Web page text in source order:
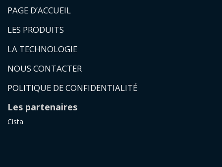
PAGE D’ACCUEIL
LES PRODUITS
LA TECHNOLOGIE
NOUS CONTACTER
POLITIQUE DE CONFIDENTIALITÉ
Les partenaires
Cista